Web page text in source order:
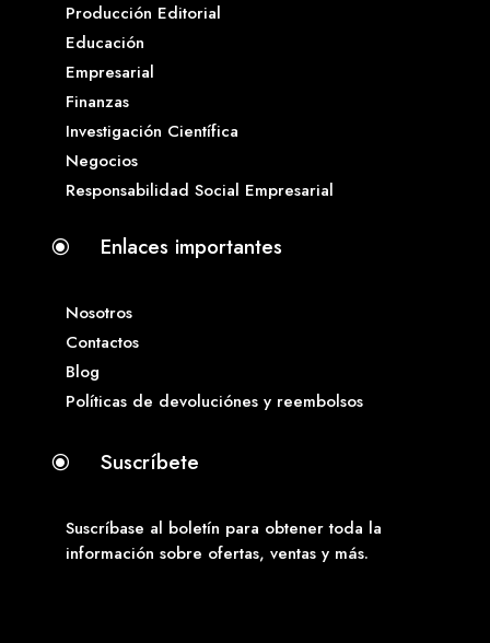
Producción Editorial
Educación
Empresarial
Finanzas
Investigación Científica
Negocios
Responsabilidad Social Empresarial
\ Enlaces importantes
Nosotros
Contactos
Blog
Políticas de devoluciónes y reembolsos
\ Suscríbete
Suscríbase al boletín para obtener toda la
información sobre ofertas, ventas y más.